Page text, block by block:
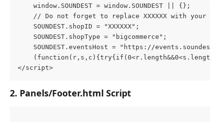
window.SOUNDEST = window.SOUNDEST || {};
// Do not forget to replace XXXXXX with your
SOUNDEST.shopID = "XXXXXX";
SOUNDEST.shopType = "bigcommerce";
SOUNDEST.eventsHost = "https://
</script>
2. Panels/Footer.html Script